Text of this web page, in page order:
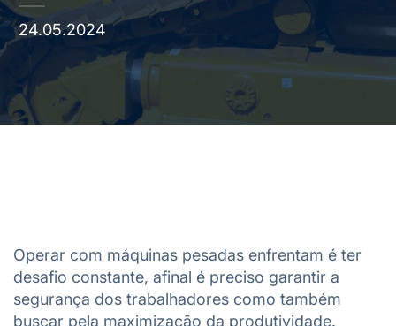
24.05.2024
Operar com máquinas pesadas enfrentam é ter
desafio constante, afinal é preciso garantir a
segurança dos trabalhadores como também
buscar pela maximização da produtividade.